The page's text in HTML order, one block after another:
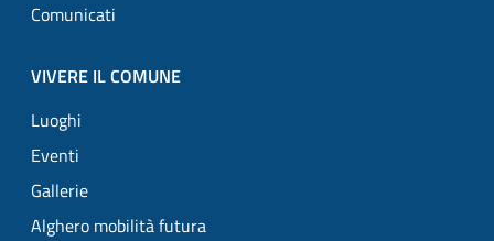
Comunicati
VIVERE IL COMUNE
Luoghi
Eventi
Gallerie
Alghero mobilità futura